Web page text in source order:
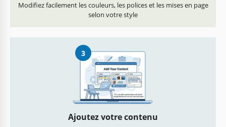
Modifiez facilement les couleurs, les polices et les mises en page
selon votre style
3
Ajoutez votre contenu